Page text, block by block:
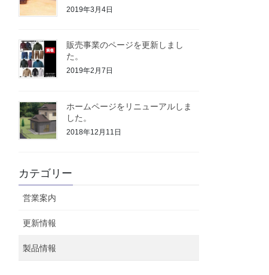
2019年3月4日
販売事業のページを更新しまし
た。
2019年2月7日
ホームページをリニューアルしま
した。
2018年12月11日
カテゴリー
営業案内
更新情報
製品情報